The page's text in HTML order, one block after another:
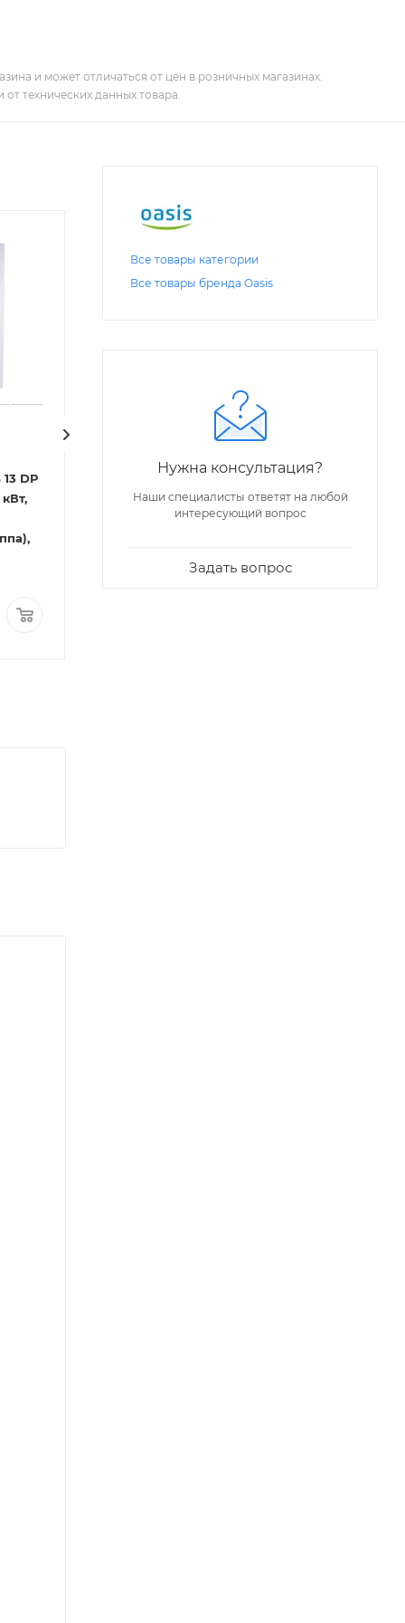
и может отличаться от цен в розничных магазинах.
технических данных товара.
Артикул: ZL0BYJ2JYA
Котел газовый
настенный Ferroli Vitabel
Все товары категории
Все товары бренда Oasis
Нужна консультация?
Наши специалисты ответят на любой
интересующий вопрос
Задать вопрос